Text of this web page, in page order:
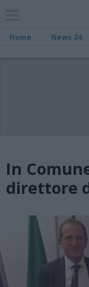
Home News 24
In
direttore